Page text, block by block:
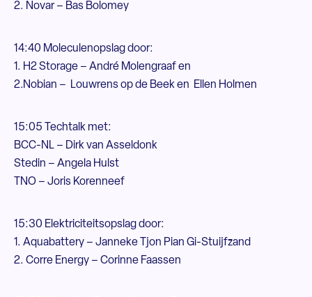
2. Novar – Bas Bolomey
14:40 Moleculenopslag door:
1. H2 Storage – André Molengraaf en
2.Nobian – Louwrens op de Beek en Ellen Holmen
15:05 Techtalk met:
BCC-NL – Dirk van Asseldonk
Stedin – Angela Hulst
TNO – Joris Korenneef
15:30 Elektriciteitsopslag door:
1. Aquabattery – Janneke Tjon Pian Gi-Stuijfzand
2. Corre Energy – Corinne Faassen